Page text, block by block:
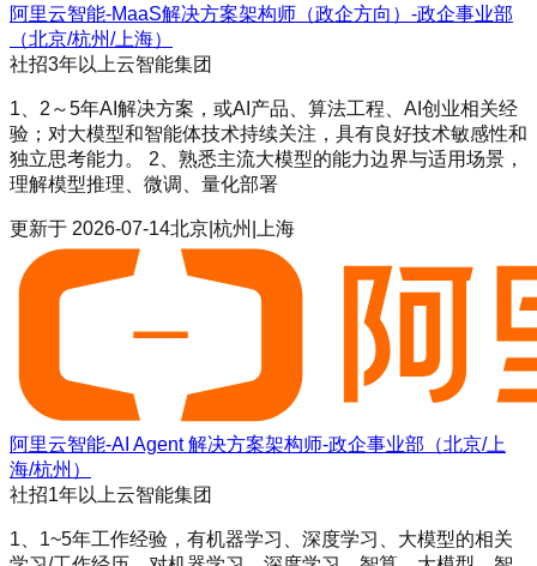
阿里云智能-MaaS解决方案架构师（政企方向）-政企事业部
（北京/杭州/上海）
社招3年以上云智能集团
1、2～5年AI解决方案，或AI产品、算法工程、AI创业相关经
验；对大模型和智能体技术持续关注，具有良好技术敏感性和
独立思考能力。 2、熟悉主流大模型的能力边界与适用场景，
理解模型推理、微调、量化部署
更新于 2026-07-14北京|杭州|上海
阿里云智能-AI Agent 解决方案架构师-政企事业部（北京/上
海/杭州）
社招1年以上云智能集团
1、1~5年工作经验，有机器学习、深度学习、大模型的相关